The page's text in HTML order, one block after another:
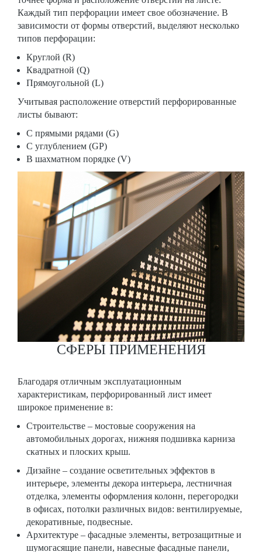
Каждый тип перфорации имеет свое обозначение. В
зависимости от формы отверстий, выделяют несколько
типов перфорации:
Круглой (R)
Квадратной (Q)
Прямоугольной (L)
Учитывая расположение отверстий перфорированные
листы бывают:
С прямыми рядами (G)
С углублением (GP)
В шахматном порядке (V)
СФЕРЫ ПРИМЕНЕНИЯ
Благодаря отличным эксплуатационным
характеристикам, перфорированный лист имеет
широкое применение в:
Строительстве – мостовые сооружения на
автомобильных дорогах, нижняя подшивка карниза
скатных и плоских крыш.
Дизайне – создание осветительных эффектов в
интерьере, элементы декора интерьера, лестничная
отделка, элементы оформления колонн, перегородки
в офисах, потолки различных видов: вентилируемые,
декоративные, подвесные.
Архитектуре – фасадные элементы, ветрозащитные и
шумогасящие панели, навесные фасадные панели,